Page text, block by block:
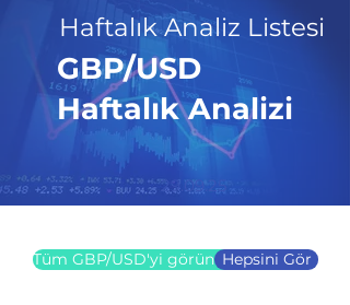
Haftalık Analiz Listesi
GBP/USD
Haftalık Analizi
29.09.25
Tüm GBP/USD'yi görüntüleHepsini Gör